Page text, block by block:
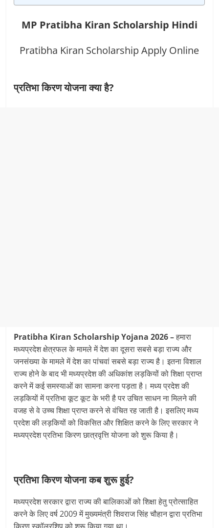
MP Pratibha Kiran Scholarship Hindi
Pratibha Kiran Scholarship Apply Online
प्रतिभा किरण योजना क्या है?
Pratibha Kiran Scholarship Yojana 2026 –हमारा
मध्यप्रदेश क्षेत्रफल के मामले में देश का दूसरा सबसे बड़ा राज्य और
जनसंख्या के मामले में देश का पांचवां सबसे बड़ा राज्य है। इतना विशाल
राज्य होने के बाद भी मध्यप्रदेश की अधिकांश लड़कियों को शिक्षा प्राप्त
करने में कई समस्याओं का सामना करना पड़ता है। मध्य प्रदेश की
लड़कियों में प्रतिभा कूट कूट के भरी है पर उचित साधन ना मिलने की
वजह से वे उच्च शिक्षा प्राप्त करने से वंचित रह जाती है। इसलिए मध्य
प्रदेश की लड़कियों को विकसित और शिक्षित करने के लिए सरकार ने
मध्यप्रदेश प्रतिभा किरण छात्रवृत्ति योजना को शुरू किया है।
प्रतिभा किरण योजना कब शुरू हुई?
मध्यप्रदेश सरकार द्वारा राज्य की बालिकाओं को शिक्षा हेतु प्रोत्साहित
करने के लिए वर्ष 2009 में मुख्यमंत्री शिवराज सिंह चौहान द्वारा प्रतिभा